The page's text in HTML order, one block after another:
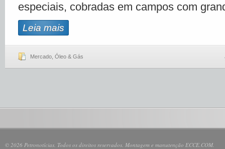
especiais, cobradas em campos com
Leia mais
Mercado Óleo & Gás
© 2026 Petronotícias. Todos os direitos reservados. Montagem e manutenção ECCE.COM.